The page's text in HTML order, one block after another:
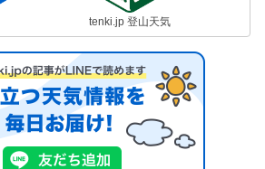
tenki.jp 登山天気